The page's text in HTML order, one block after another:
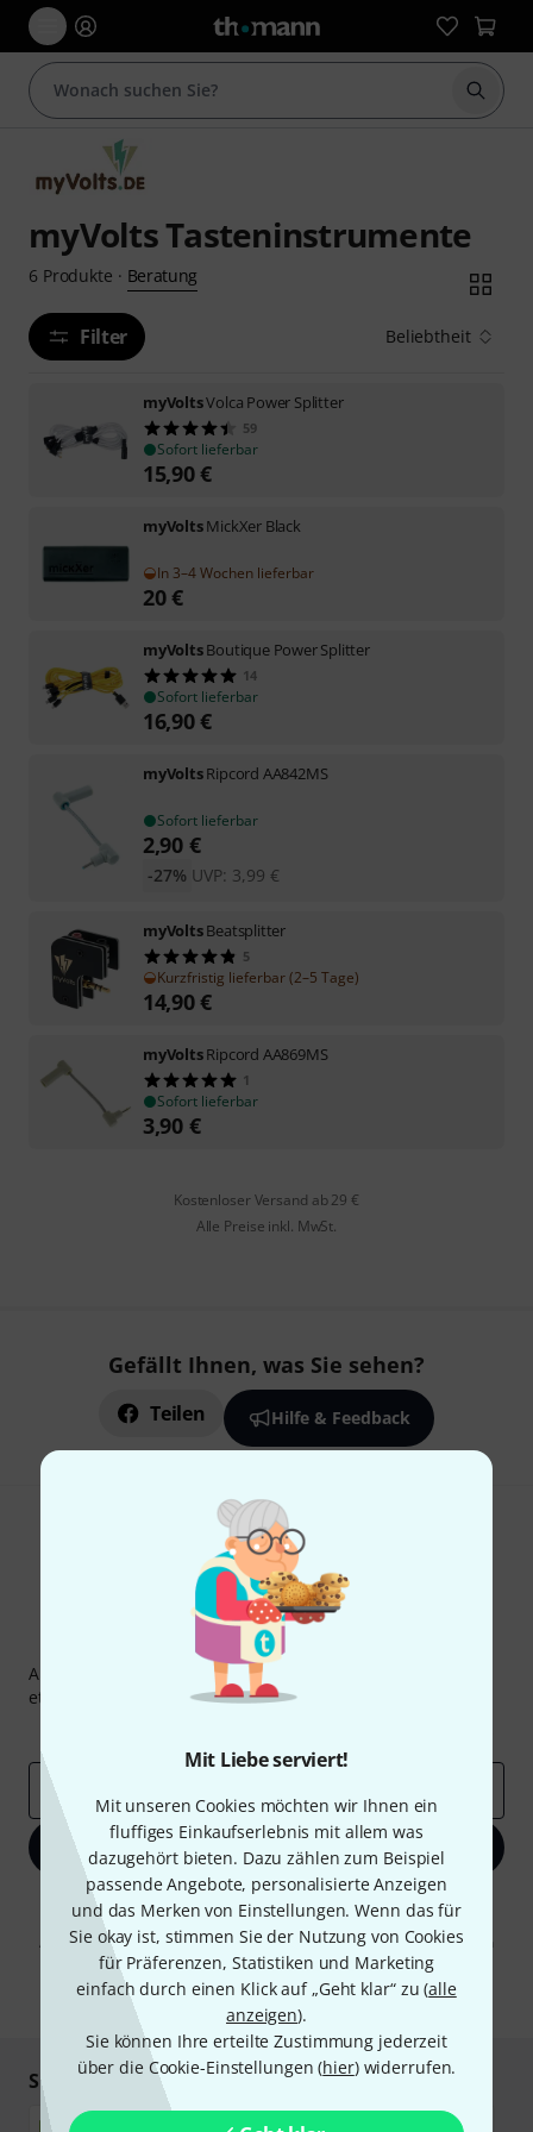
Mit Liebe serviert!
Mit unseren Cookies möchten wir Ihnen ein
fluffiges Einkaufserlebnis mit allem was
dazugehört bieten. Dazu zählen zum Beispiel
passende Angebote, personalisierte Anzeigen
und das Merken von Einstellungen. Wenn das für
Sie okay ist, stimmen Sie der Nutzung von Cookies
für Präferenzen, Statistiken und Marketing
einfach durch einen Klick auf „Geht klar“ zu (alle
anzeigen).
Sie können Ihre erteilte Zustimmung jederzeit
über die Cookie-Einstellungen (hier) widerrufen.
Suche
myVolts Tasteninstrumente
6 Produkte · Beratung
Filter Beliebtheit
myVoltsVolca Power Splitter
59
Sofort lieferbar
15,90€
myVoltsMickXer Black
In 3–4 Wochen lieferbar
20€
myVoltsBoutique Power Splitter
14
Sofort lieferbar
16,90€
myVoltsRipcord AA842MS
Sofort lieferbar
2,90 €
UVP: 3,99 €
-27%
myVoltsBeatsplitter
5
Kurzfristig lieferbar (2–5 Tage)
14,90€
myVoltsRipcord AA869MS
1
Sofort lieferbar
3,90 €
Kostenloser Versand ab 29 €
Alle Preise inkl. MwSt.
Gefällt Ihnen, was Sie sehen?
Teilen Hilfe & Feedback
Thomann Newsletter
Abonniere den Thomann Newsletter und gewinne mit
etwas Glück einen von50 Gutscheinen
E-Mail-Adresse
Jetzt anmelden
Mit Klick auf „Jetzt anmelden“ stimmen Sie dem Erhalt von E-Mail-
Werbung und einer Messung des E-Mail-Nutzungsverhaltens zu. Die
Abmeldung ist jederzeit möglich. Weitere Informationen finden Sie in
unserenDatenschutzhinweisen.
* Pflichtfeld
Sicher einkaufen & bezahlen